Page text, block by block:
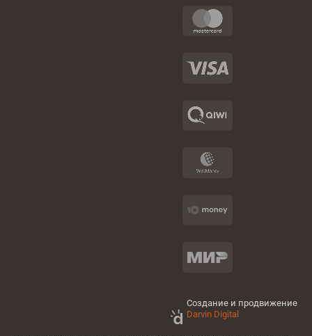
Создание и продвижение
Darvin Digital